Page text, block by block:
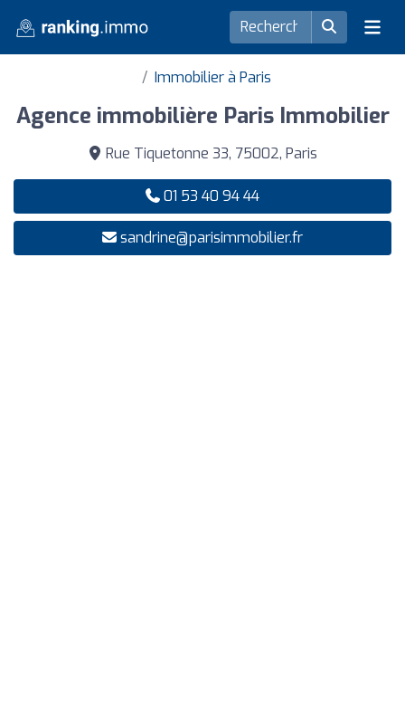
Immobilier à Paris
Agence immobilière Paris Immobilier
Rue Tiquetonne 33, 75002, Paris
01 53 40 94 44
sandrine@parisimmobilier.fr